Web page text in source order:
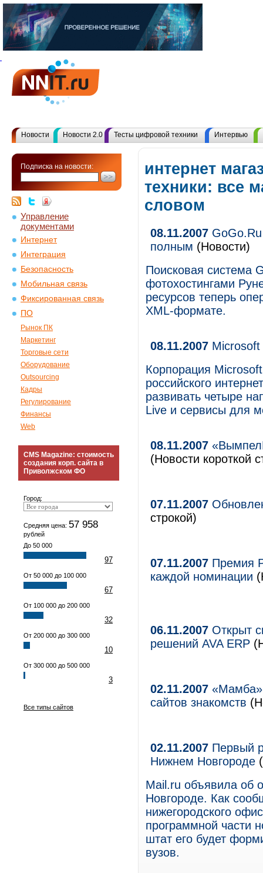
Новости Новости 2.0 Тесты цифровой техники Интервью
Подписка на новости:
Управление
документами
Интернет
Интеграция
Безопасность
Мобильная связь
Фиксированная связь
ПО
Рынок ПК
Маркетинг
Торговые сети
Оборудование
Outsourcing
Кадры
Регулирование
Финансы
Web
CMS Magazine: стоимость
создания корп. сайта в
Приволжском ФО
Город:
Средняя цена: 57 958
рублей
До 50 000
97
От 50 000 до 100 000
67
От 100 000 до 200 000
32
От 200 000 до 300 000
10
От 300 000 до 500 000
3
Все типы сайтов
интернет
техники: все
словом
08.11.2007
полным (Новости)
Поисковая система
фотохостингами
ресурсов теперь
XML-формате.
08.11.2007 Microsoft
Корпорация
российского
развивать четыре
Live и сервисы для
08.11.2007
(Новости короткой
07.11.2007
строкой)
07.11.2007 Премия
каждой номинации
06.11.2007 Открыт
решений AVA ERP
02.11.2007 «Мамба»
сайтов знакомств
02.11.2007 Первый
Нижнем Новгороде
Mail.ru объявила об
Новгороде. Как
нижегородского
программной части
штат его будет
вузов.